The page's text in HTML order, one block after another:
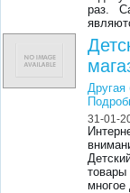
раз.
Другая
31-01-
многое